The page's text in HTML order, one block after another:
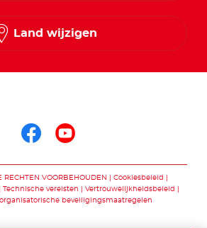
Land wijzigen
RECHTEN VOORBEHOUDEN
Cookiesbeleid
Technische vereisten
Vertrouwelijkheidsbeleid
beveiligingsmaatregelen